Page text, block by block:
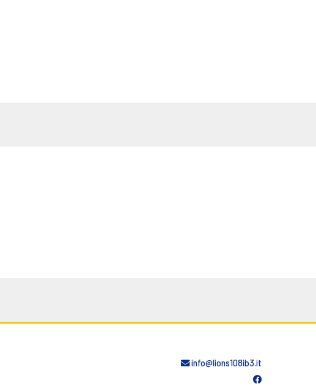
info@lions108ib3.it